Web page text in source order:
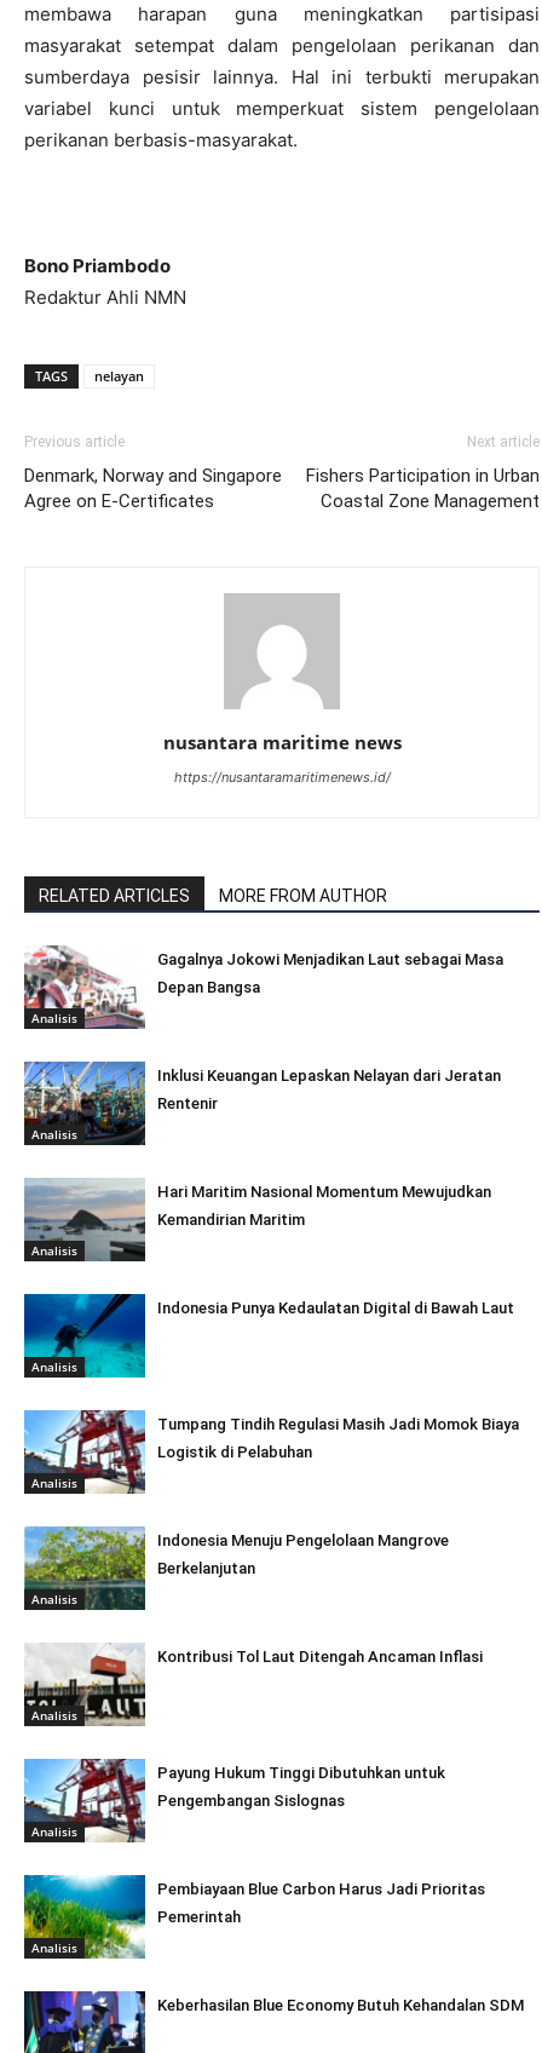
membawa harapan guna meningkatkan partisipasi
masyarakat setempat dalam pengelolaan perikanan dan
sumberdaya pesisir lainnya. Hal ini terbukti merupakan
variabel kunci untuk memperkuat sistem pengelolaan
perikanan berbasis-masyarakat.
Bono Priambodo
Redaktur Ahli NMN
TAGS nelayan
Previous article
Denmark, Norway and Singapore
Agree on E-Certificates
Next article
Fishers Participation in Urban
Coastal Zone Management
nusantara maritime news
https://nusantaramaritimenews.id/
RELATED ARTICLES MORE FROM AUTHOR
Analisis
Gagalnya Jokowi Menjadikan Laut sebagai Masa
Depan Bangsa
Analisis
Inklusi Keuangan Lepaskan Nelayan dari Jeratan
Rentenir
Analisis
Hari Maritim Nasional Momentum Mewujudkan
Kemandirian Maritim
Analisis
Indonesia Punya Kedaulatan Digital di Bawah Laut
Analisis
Tumpang Tindih Regulasi Masih Jadi Momok Biaya
Logistik di Pelabuhan
Analisis
Indonesia Menuju Pengelolaan Mangrove
Berkelanjutan
Analisis
Kontribusi Tol Laut Ditengah Ancaman Inflasi
Analisis
Payung Hukum Tinggi Dibutuhkan untuk
Pengembangan Sislognas
Analisis
Pembiayaan Blue Carbon Harus Jadi Prioritas
Pemerintah
Keberhasilan Blue Economy Butuh Kehandalan SDM